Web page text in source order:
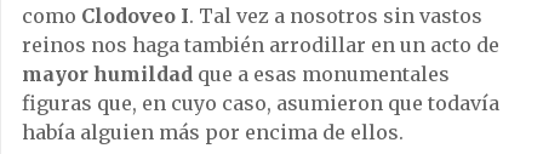
como Clodoveo I. Tal vez a nosotros sin vastos
reinos nos haga también arrodillar en un acto de
mayor humildad que a esas monumentales
figuras que, en cuyo caso, asumieron que todavía
había alguien más por encima de ellos.